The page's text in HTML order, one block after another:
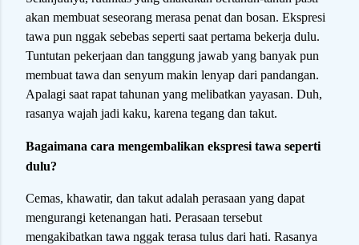
akan membuat seseorang merasa penat dan bosan. Ekspresi
tawa pun nggak sebebas seperti saat pertama bekerja dulu.
Tuntutan pekerjaan dan tanggung jawab yang banyak pun
membuat tawa dan senyum makin lenyap dari pandangan.
Apalagi saat rapat tahunan yang melibatkan yayasan. Duh,
rasanya wajah jadi kaku, karena tegang dan takut.
Bagaimana cara mengembalikan ekspresi tawa seperti
dulu?
Cemas, khawatir, dan takut adalah perasaan yang dapat
mengurangi ketenangan hati. Perasaan tersebut
mengakibatkan tawa nggak terasa tulus dari hati. Rasanya